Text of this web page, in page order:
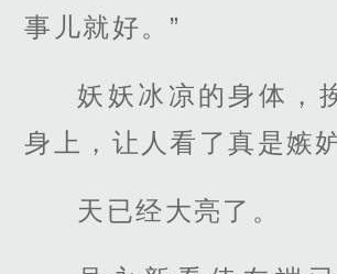
事儿就好。”
妖妖冰凉的身体，
身上，让人看了真是嫉妒
天已经大亮了。